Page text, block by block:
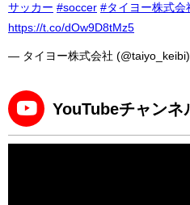
サッカー #soccer #タイヨー株式会
https://t.co/dOw9D8tMz5
— タイヨー株式会社 (@taiyo_keibi)
YouTubeチャンネ